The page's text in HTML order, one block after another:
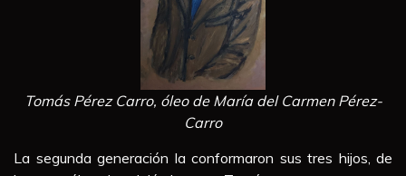
Tomás Pérez Carro, óleo de María del Carmen Pérez-
Carro
La segunda generación la conformaron sus tres hijos, de